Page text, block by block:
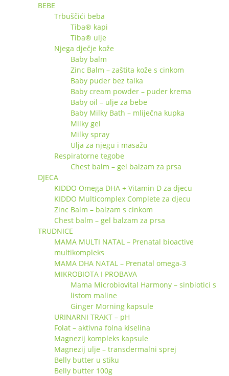
BEBE
Trbuščići beba
Tiba® kapi
Tiba® ulje
Njega dječje kože
Baby balm
Zinc Balm – zaštita kože s cinkom
Baby puder bez talka
Baby cream powder – puder krema
Baby oil – ulje za bebe
Baby Milky Bath – mliječna kupka
Milky gel
Milky spray
Ulja za njegu i masažu
Respiratorne tegobe
Chest balm – gel balzam za prsa
DJECA
KIDDO Omega DHA + Vitamin D za djecu
KIDDO Multicomplex Complete za djecu
Zinc Balm – balzam s cinkom
Chest balm – gel balzam za prsa
TRUDNICE
MAMA MULTI NATAL – Prenatal bioactive
multikompleks
MAMA DHA NATAL – Prenatal omega-3
MIKROBIOTA I PROBAVA
Mama Microbiovital Harmony – sinbiotici s
listom maline
Ginger Morning kapsule
URINARNI TRAKT – pH
Folat – aktivna folna kiselina
Magnezij kompleks kapsule
Magnezij ulje – transdermalni sprej
Belly butter u stiku
Belly butter 100g